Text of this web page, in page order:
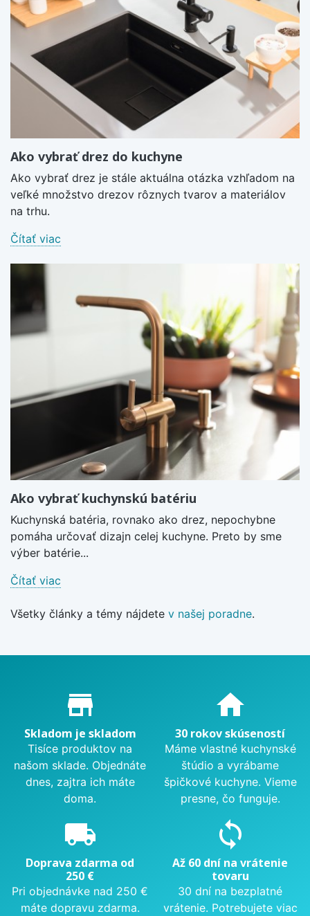
Ako vybrať drez do kuchyne
Ako vybrať drez je stále aktuálna otázka vzhľadom na
veľké množstvo drezov rôznych tvarov a materiálov
na trhu.
Čítať viac
Ako vybrať kuchynskú batériu
Kuchynská batéria, rovnako ako drez, nepochybne
pomáha určovať dizajn celej kuchyne. Preto by sme
výber batérie...
Čítať viac
Všetky články a témy nájdete v našej poradne.
Proč nakupovat u nás?
store_mall_directory
Skladom je skladom
Tisíce produktov na
našom sklade. Objednáte
dnes, zajtra ich máte
doma.
home
30 rokov skúseností
Máme vlastné kuchynské
štúdio a vyrábame
špičkové kuchyne. Vieme
presne, čo funguje.
local_shipping
Doprava zdarma od
250 €
Pri objednávke nad 250 €
máte dopravu zdarma.
sync
Až 60 dní na vrátenie
tovaru
30 dní na bezplatné
vrátenie. Potrebujete viac